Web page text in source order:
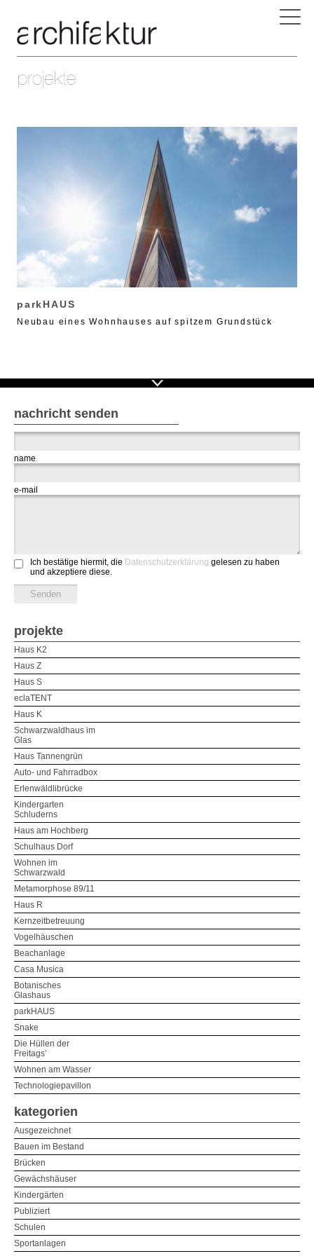
parkHAUS
Neubau eines Wohnhauses auf spitzem Grundstück
nachricht senden
name
e-mail
Ich bestätige hiermit, die Datenschutzerklärung gelesen zu haben
und akzeptiere diese.
projekte
Haus K2
Haus Z
Haus S
eclaTENT
Haus K
Schwarzwaldhaus im
Glas
Haus Tannengrün
Auto- und Fahrradbox
Erlenwäldlibrücke
Kindergarten
Schluderns
Haus am Hochberg
Schulhaus Dorf
Wohnen im
Schwarzwald
Metamorphose 89/11
Haus R
Kernzeitbetreuung
Vogelhäuschen
Beachanlage
Casa Musica
Botanisches
Glashaus
parkHAUS
Snake
Die Hüllen der
Freitags’
Wohnen am Wasser
Technologiepavillon
kategorien
Ausgezeichnet
Bauen im Bestand
Brücken
Gewächshäuser
Kindergärten
Publiziert
Schulen
Sportanlagen